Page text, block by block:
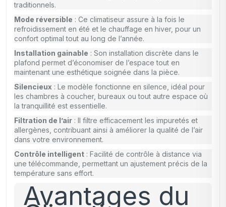
traditionnels.
Mode réversible : Ce climatiseur assure à la fois le
refroidissement en été et le chauffage en hiver, pour un
confort optimal tout au long de l’année.
Installation gainable : Son installation discrète dans le
plafond permet d’économiser de l’espace tout en
maintenant une esthétique soignée dans la pièce.
Silencieux : Le modèle fonctionne en silence, idéal pour
les chambres à coucher, bureaux ou tout autre espace où
la tranquillité est essentielle.
Filtration de l’air : Il filtre efficacement les impuretés et
allergènes, contribuant ainsi à améliorer la qualité de l’air
dans votre environnement.
Contrôle intelligent : Facilité de contrôle à distance via
une télécommande, permettant un ajustement précis de la
température sans effort.
Avantages du